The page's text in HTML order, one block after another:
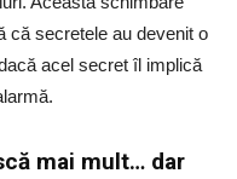
că secretele au devenit o
acel secret îl implică
mai mult… dar